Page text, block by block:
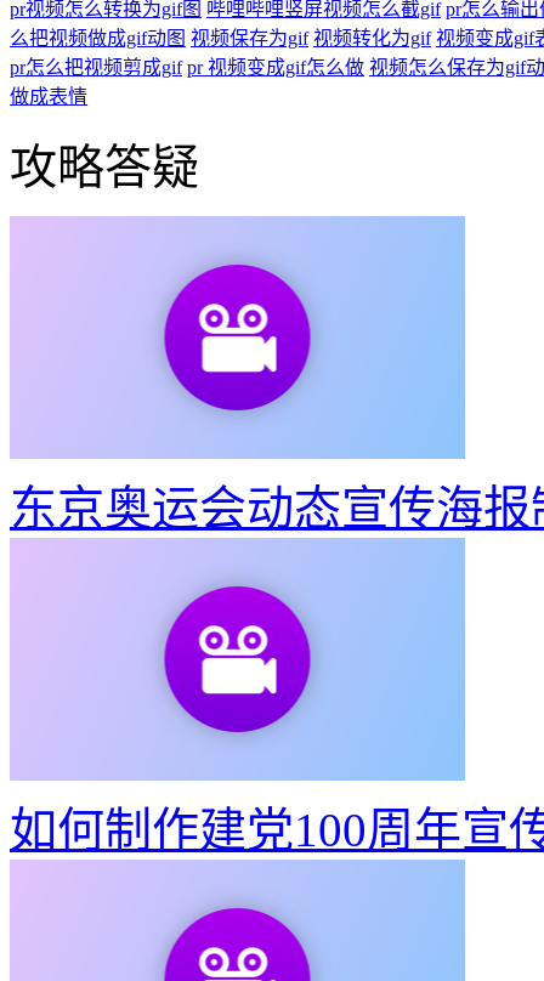
智能GIF抠图
pr视频怎么转换为gif图 哔哩哔哩竖屏视频怎么截gif
么把视频做成gif动图
视频保存为gif
pr怎么把视频剪成gif
pr 视频变成gif怎么做
攻略答疑
东京奥运会动态宣传海